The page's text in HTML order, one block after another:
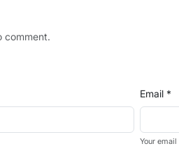
comment.
Email *
Your